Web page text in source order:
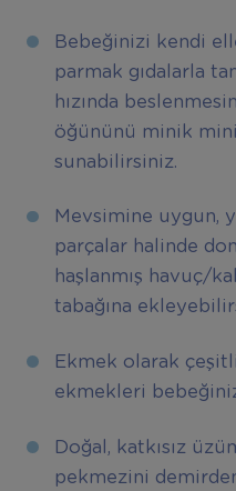
Bebeğinizi kendi
parmak gıdalarla
hızında
öğününü minik
sunabilirsiniz.
Mevsimine uygun,
parçalar halinde
haşlanmış havuç/
tabağına
Ekmek olarak
ekmekleri
Doğal, katkısız
pekmezini